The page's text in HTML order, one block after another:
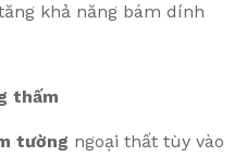
khả năng bám dính
thấm
tường ngoại thất tùy vào